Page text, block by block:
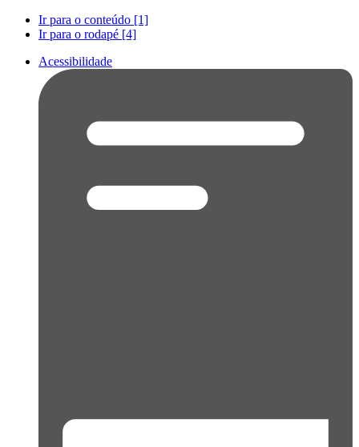
Ir para o conteúdo [1]
Ir para o rodapé [4]
Acessibilidade